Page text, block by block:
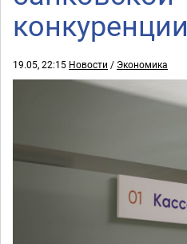
конкуренции
19.05, 22:15 Новости / Экономика